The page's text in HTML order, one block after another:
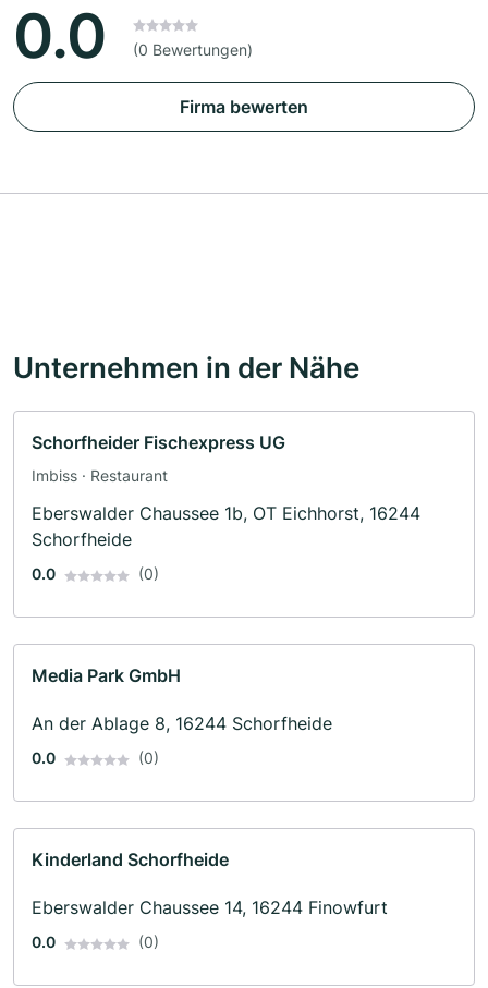
0.0 (0 Bewertungen)
Firma bewerten
Unternehmen in der Nähe
Schorfheider Fischexpress UG
Imbiss · Restaurant
Eberswalder Chaussee 1b, OT Eichhorst, 16244
Schorfheide
0.0 (0)
Media Park GmbH
An der Ablage 8, 16244 Schorfheide
0.0 (0)
Kinderland Schorfheide
Eberswalder Chaussee 14, 16244 Finowfurt
0.0 (0)